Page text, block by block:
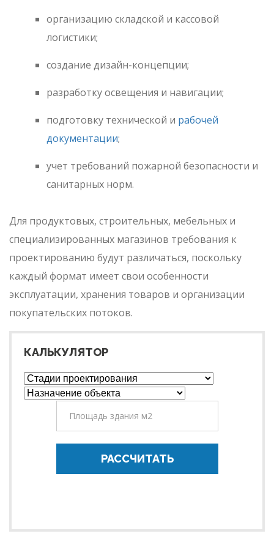
организацию складской и кассовой
логистики;
создание дизайн-концепции;
разработку освещения и навигации;
подготовку технической и рабочей
документации;
учет требований пожарной безопасности и
санитарных норм.
Для продуктовых, строительных, мебельных и
специализированных магазинов требования к
проектированию будут различаться, поскольку
каждый формат имеет свои особенности
эксплуатации, хранения товаров и организации
покупательских потоков.
КАЛЬКУЛЯТОР
РАССЧИТАТЬ